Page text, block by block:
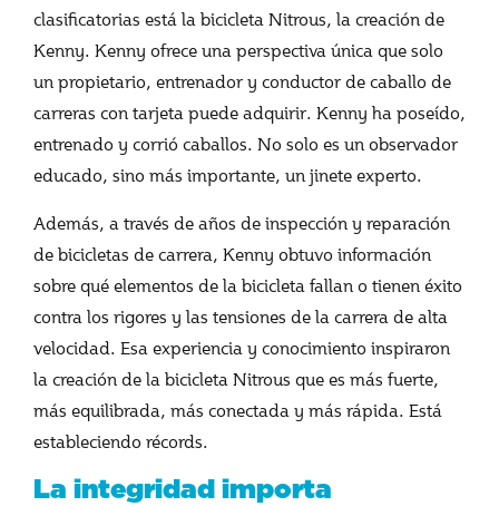
clasificatorias está la bicicleta Nitrous, la creación de
Kenny. Kenny ofrece una perspectiva única que solo
un propietario, entrenador y conductor de caballo de
carreras con tarjeta puede adquirir. Kenny ha poseído,
entrenado y corrió caballos. No solo es un observador
educado, sino más importante, un jinete experto.
Además, a través de años de inspección y reparación
de bicicletas de carrera, Kenny obtuvo información
sobre qué elementos de la bicicleta fallan o tienen éxito
contra los rigores y las tensiones de la carrera de alta
velocidad. Esa experiencia y conocimiento inspiraron
la creación de la bicicleta Nitrous que es más fuerte,
más equilibrada, más conectada y más rápida. Está
estableciendo récords.
La integridad importa